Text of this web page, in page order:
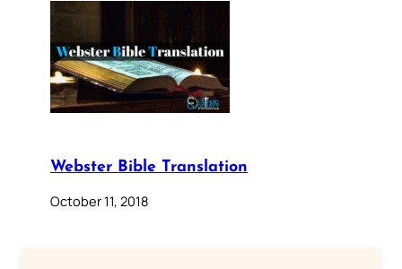
Webster Bible Translation
October 11, 2018